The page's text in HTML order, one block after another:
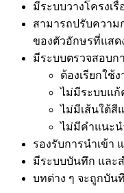
มีระบบวางโครงเรื่
สามารถปรับความ
ของตัวอักษรที่แสด
มีระบบตรวจสอบก
ต้องเรียกใช้
ไม่มีระบบแ
ไม่มีเส้นใต้สี
ไม่มีคำแนะ
รองรับการนำเข้า
มีระบบบันทึก และ
บทต่าง ๆ จะถูกบัน